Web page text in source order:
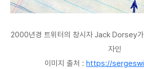
2000년경 트위터의 창시자 Jack Dorsey가
자인
이미지 출처 : https://